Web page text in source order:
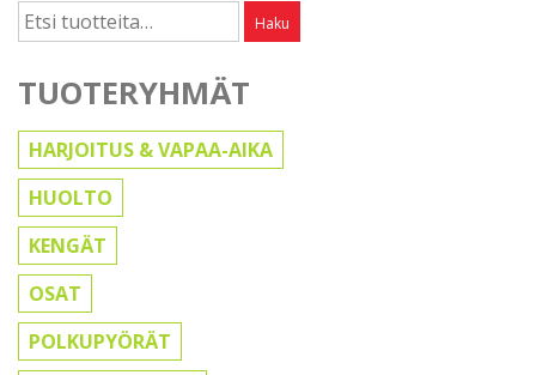
Etsi: Haku
TUOTERYHMÄT
HARJOITUS & VAPAA-AIKA
HUOLTO
KENGÄT
OSAT
POLKUPYÖRÄT